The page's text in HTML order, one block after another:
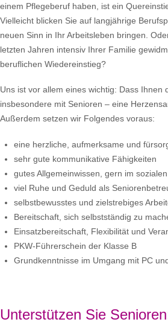
einem Pflegeberuf haben, ist ein
Vielleicht blicken Sie auf langjährige
neuen Sinn in Ihr Arbeitsleben bringen.
letzten Jahren intensiv Ihrer Familie
beruflichen Wiedereinstieg?
Uns ist vor allem eines wichtig: Dass Ihnen
insbesondere mit Senioren – eine
Außerdem setzen wir Folgendes voraus:
eine herzliche, aufmerksame und
sehr gute kommunikative Fähigkeiten
gutes Allgemeinwissen, gern im
viel Ruhe und Geduld als
selbstbewusstes und zielstrebiges
Bereitschaft, sich selbstständig zu
Einsatzbereitschaft, Flexibilität und
PKW-Führerschein der Klasse B
Grundkenntnisse im Umgang mit PC
Unterstützen Sie